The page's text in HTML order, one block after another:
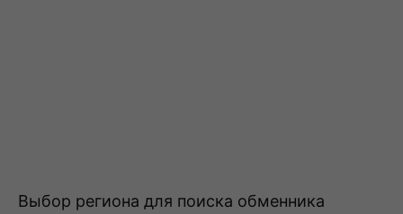
Выбор региона для поиска обменника